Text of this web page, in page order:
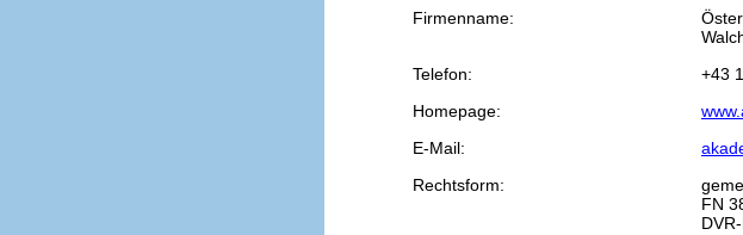
Firmenname:
Telefon:
+43
Homepage:
E-Mail:
Rechtsform:
FN